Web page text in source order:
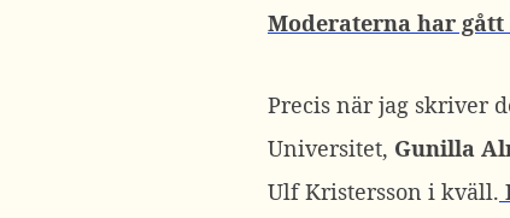
Moderaterna har gått
Precis när jag skriver
Universitet, Gunilla
Ulf Kristersson i kväll.